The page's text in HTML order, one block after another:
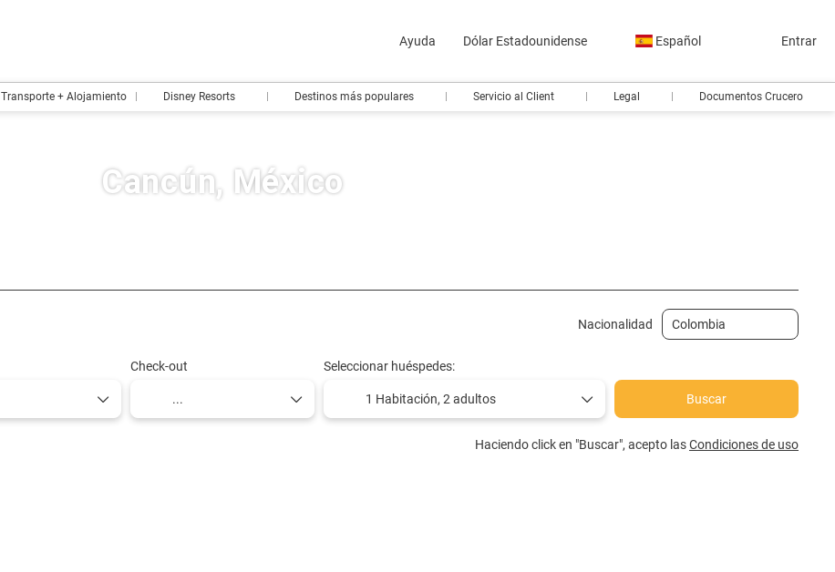
Ayuda Dólar Estadounidense Español Entrar
Transporte + Alojamiento Disney Resorts Destinos más populares Servicio al Client Legal Documentos Crucero
Cancún, México
Nacionalidad
Check-out Seleccionar huéspedes:
1 Habitación,2 adultos Buscar
Haciendo click en "Buscar", acepto lasCondiciones de uso